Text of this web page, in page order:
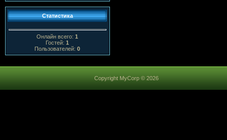
Статистика
Онлайн всего:1
Гостей:1
Пользователей:0
Copyright MyCorp © 2026